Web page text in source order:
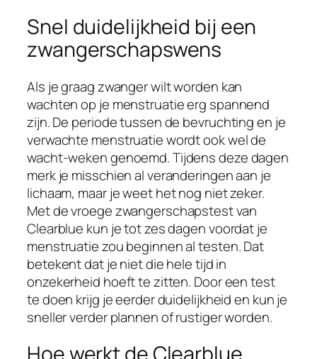
Snel duidelijkheid bij een
zwangerschapswens
Als je graag zwanger wilt worden kan
wachten op je menstruatie erg spannend
zijn. De periode tussen de bevruchting en je
verwachte menstruatie wordt ook wel de
wacht-weken genoemd. Tijdens deze dagen
merk je misschien al veranderingen aan je
lichaam, maar je weet het nog niet zeker.
Met de vroege zwangerschapstest van
Clearblue kun je tot zes dagen voordat je
menstruatie zou beginnen al testen. Dat
betekent dat je niet die hele tijd in
onzekerheid hoeft te zitten. Door een test
te doen krijg je eerder duidelijkheid en kun je
sneller verder plannen of rustiger worden.